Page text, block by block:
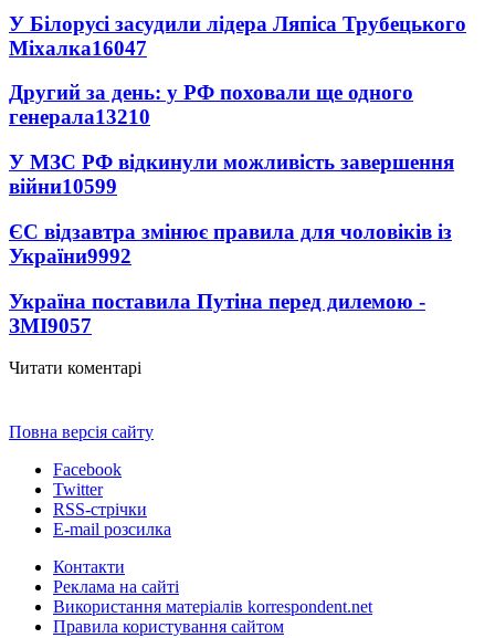
У Білорусі засудили лідера Ляпіса Трубецького
Міхалка16047
Другий за день: у РФ поховали ще одного
генерала13210
У МЗС РФ відкинули можливість завершення
війни10599
ЄС відзавтра змінює правила для чоловіків із
України9992
Україна поставила Путіна перед дилемою -
ЗМІ9057
Читати коментарі
Повна версія сайту
Facebook
Twitter
RSS-стрічки
E-mail розсилка
Контакти
Реклама на сайті
Використання матеріалів korrespondent.net
Правила користування сайтом